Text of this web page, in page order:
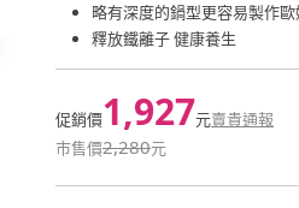
略有深度的鍋型更容易製作
釋放鐵離子 健康養生
促銷價1,927元賣貴通報
市售價2,280元